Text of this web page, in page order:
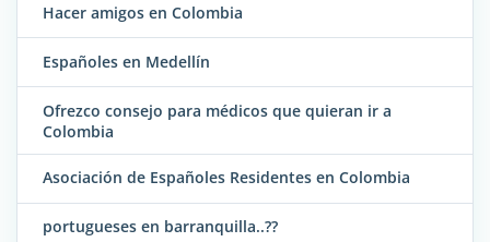
Hacer amigos en Colombia
Españoles en Medellín
Ofrezco consejo para médicos que quieran ir a
Colombia
Asociación de Españoles Residentes en Colombia
portugueses en barranquilla..??